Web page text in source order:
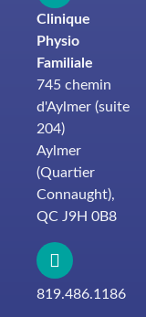
Clinique
Physio
Familiale
745 chemin
d'Aylmer (suite
204)
Aylmer
(Quartier
Connaught),
QC J9H 0B8
819.486.1186